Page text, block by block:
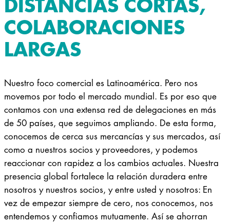
COLABORACIONES
LARGAS
Nuestro foco comercial es Latinoamérica. Pero nos
movemos por todo el mercado mundial. Es por eso que
contamos con una extensa red de delegaciones en más
de 50 países, que seguimos ampliando. De esta forma,
conocemos de cerca sus mercancías y sus mercados, así
como a nuestros socios y proveedores, y podemos
reaccionar con rapidez a los cambios actuales. Nuestra
presencia global fortalece la relación duradera entre
nosotros y nuestros socios, y entre usted y nosotros: En
vez de empezar siempre de cero, nos conocemos, nos
entendemos y confiamos mutuamente. Así se ahorran